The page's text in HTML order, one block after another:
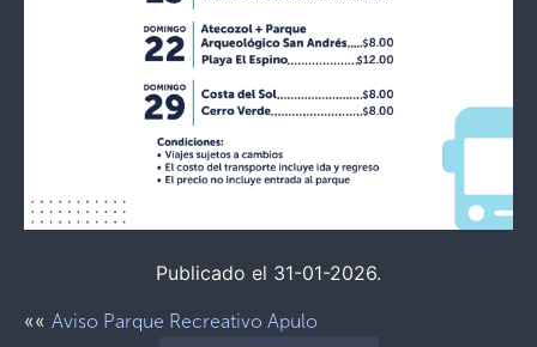
Publicado el 31-01-2026.
«« Aviso Parque Recreativo Apulo